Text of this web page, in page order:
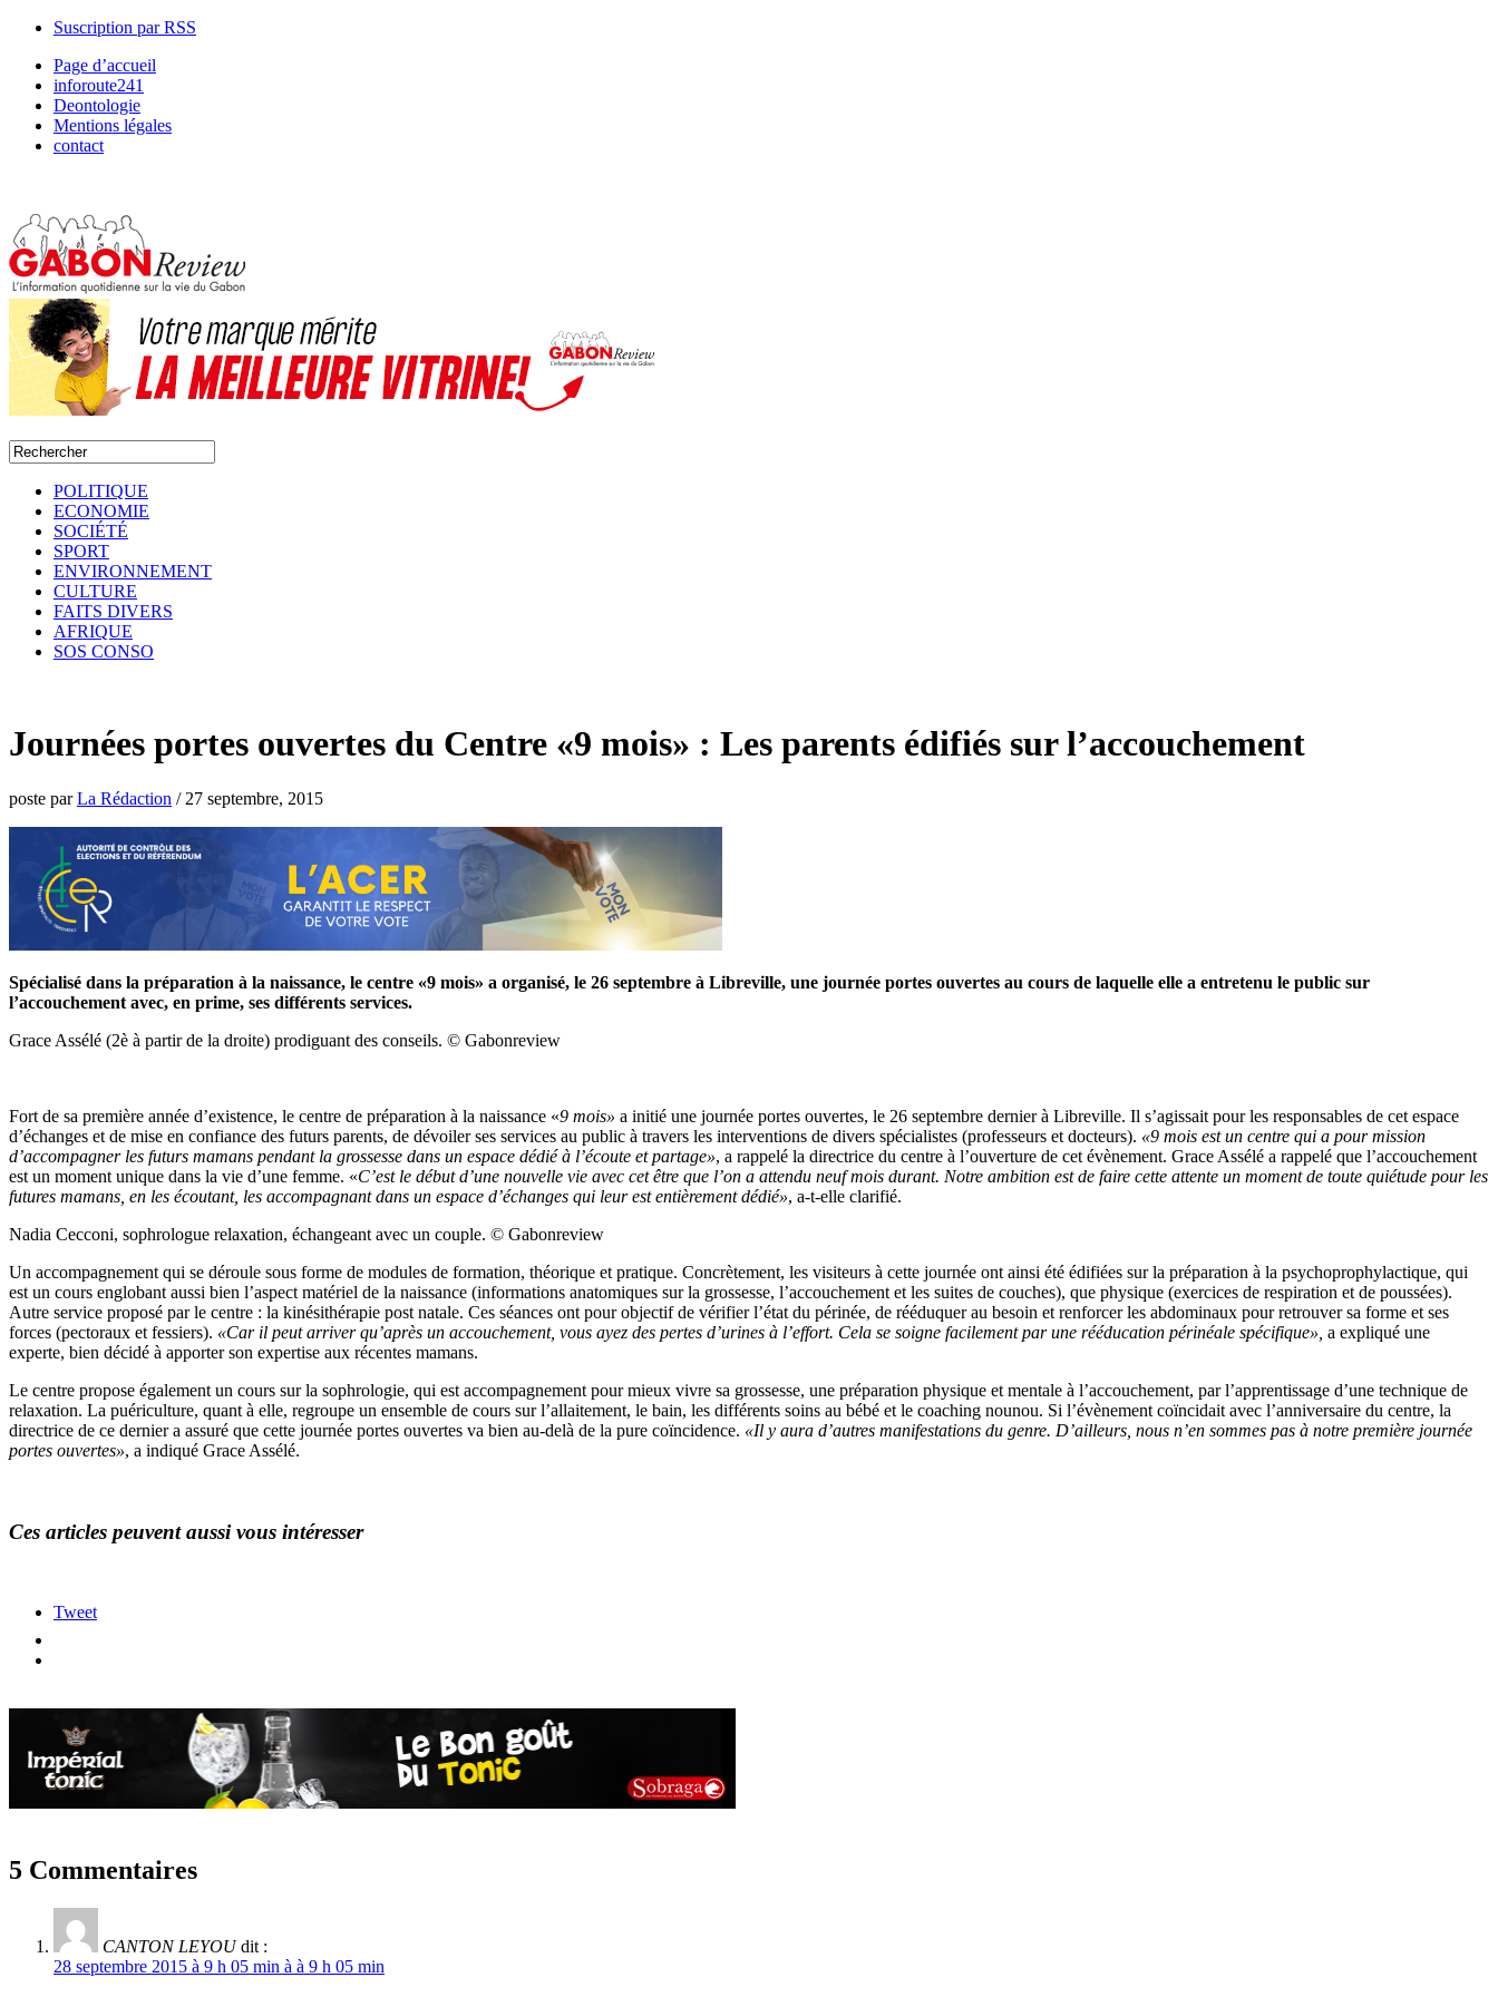
Suscription par RSS
Page d’accueil
inforoute241
Deontologie
Mentions légales
contact
POLITIQUE
ECONOMIE
SOCIÉTÉ
SPORT
ENVIRONNEMENT
CULTURE
FAITS DIVERS
AFRIQUE
SOS CONSO
Journées portes ouvertes du Centre «9 mois» : Les parents édifiés sur l’accouchement
poste parLa Rédaction / 27 septembre, 2015
Spécialisé dans la préparation à la naissance, le centre «9 mois» a organisé, le 26 septembre à Libreville, une journée portes ouvertes au cours de laquelle elle a entretenu le public sur
l’accouchement avec, en prime, ses différents services.
Grace Assélé (2è à partir de la droite) prodiguant des conseils. © Gabonreview
Fort de sa première année d’existence, le centre de préparation à la naissance «9 mois» a initié une journée portes ouvertes, le 26 septembre dernier à Libreville. Il s’agissait pour les responsables de cet espace
d’échanges et de mise en confiance des futurs parents, de dévoiler ses services au public à travers les interventions de divers spécialistes (professeurs et docteurs). «9 mois est un centre qui a pour mission
d’accompagner les futurs mamans pendant la grossesse dans un espace dédié à l’écoute et partage», a rappelé la directrice du centre à l’ouverture de cet évènement. Grace Assélé a rappelé que l’accouchement
est un moment unique dans la vie d’une femme. «C’est le début d’une nouvelle vie avec cet être que l’on a attendu neuf mois durant. Notre ambition est de faire cette attente un moment de toute quiétude pour les
futures mamans, en les écoutant, les accompagnant dans un espace d’échanges qui leur est entièrement dédié», a-t-elle clarifié.
Nadia Cecconi, sophrologue relaxation, échangeant avec un couple. © Gabonreview
Un accompagnement qui se déroule sous forme de modules de formation, théorique et pratique. Concrètement, les visiteurs à cette journée ont ainsi été édifiées sur la préparation à la psychoprophylactique, qui
est un cours englobant aussi bien l’aspect matériel de la naissance (informations anatomiques sur la grossesse, l’accouchement et les suites de couches), que physique (exercices de respiration et de poussées).
Autre service proposé par le centre : la kinésithérapie post natale. Ces séances ont pour objectif de vérifier l’état du périnée, de rééduquer au besoin et renforcer les abdominaux pour retrouver sa forme et ses
forces (pectoraux et fessiers). «Car il peut arriver qu’après un accouchement, vous ayez des pertes d’urines à l’effort. Cela se soigne facilement par une rééducation périnéale spécifique», a expliqué une
experte, bien décidé à apporter son expertise aux récentes mamans.
Le centre propose également un cours sur la sophrologie, qui est accompagnement pour mieux vivre sa grossesse, une préparation physique et mentale à l’accouchement, par l’apprentissage d’une technique de
relaxation. La puériculture, quant à elle, regroupe un ensemble de cours sur l’allaitement, le bain, les différents soins au bébé et le coaching nounou. Si l’évènement coïncidait avec l’anniversaire du centre, la
directrice de ce dernier a assuré que cette journée portes ouvertes va bien au-delà de la pure coïncidence. «Il y aura d’autres manifestations du genre. D’ailleurs, nous n’en sommes pas à notre première journée
portes ouvertes», a indiqué Grace Assélé.
Ces articles peuvent aussi vous intéresser
Tweet
5 Commentaires
CANTON LEYOU dit :
28 septembre 2015 à 9 h 05 min à à 9 h 05 min